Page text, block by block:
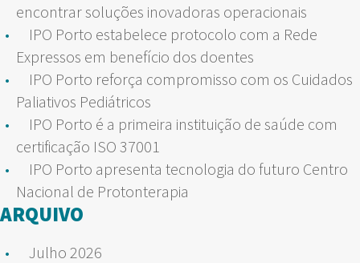
encontrar soluções inovadoras operacionais
IPO Porto estabelece protocolo com a Rede
Expressos em benefício dos doentes
IPO Porto reforça compromisso com os Cuidados
Paliativos Pediátricos
IPO Porto é a primeira instituição de saúde com
certificação ISO 37001
IPO Porto apresenta tecnologia do futuro Centro
Nacional de Protonterapia
ARQUIVO
Julho 2026